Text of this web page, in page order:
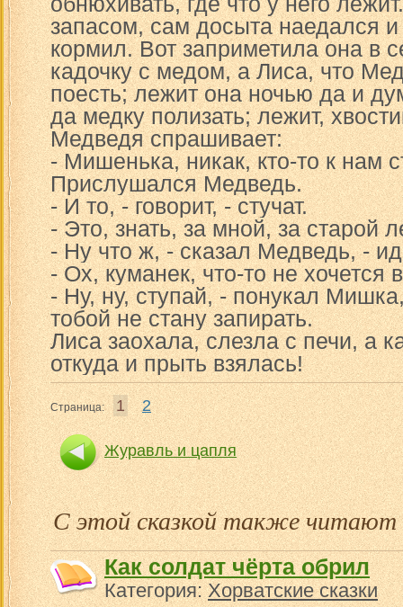
запасом, сам досыта наедался
кормил. Вот заприметила она в
кадочку с медом, а Лиса, что
поесть; лежит она ночью да и
да медку полизать; лежит,
Медведя спрашивает:
- Мишенька, никак, кто-то к нам
Прислушался Медведь.
- И то, - говорит, - стучат.
- Это, знать, за мной, за старой
- Ну что ж, - сказал Медведь, -
- Ох, куманек, что-то не хочется
- Ну, ну, ступай, - понукал
тобой не стану запирать.
Лиса заохала, слезла с печи, а
откуда и прыть взялась!
Страница: 1 2
Журавль и цапля
С этой сказкой также читают
Как солдат чёрта обрил
Категория:Хорватские сказки